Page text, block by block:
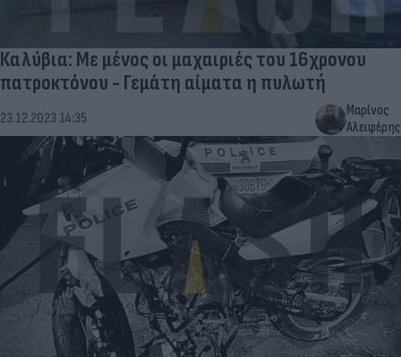
Καλύβια: Με μένος οι μαχαιριές του 16χρονου
πατροκτόνου - Γεμάτη αίματα η πυλωτή
23.12.2023 14:35
Μαρίνος
Αλειφέρης